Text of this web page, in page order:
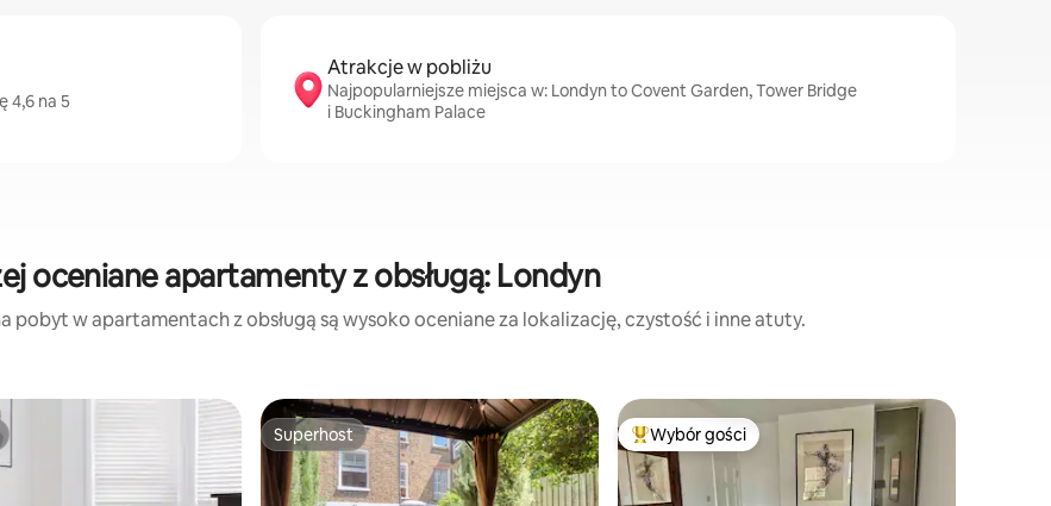
4,6 na 5
Atrakcje w pobliżu
Najpopularniejsze miejsca w: Londyn to Covent Garden, Tower Bridge
i Buckingham Palace
oceniane apartamenty z obsługą: Londyn
pobyt w apartamentach z obsługą są wysoko oceniane za lokalizację, czystość i inne atuty.
Superhost
Superhost Najpopularniejsze z kategorii Wybór gości
Wybór gości